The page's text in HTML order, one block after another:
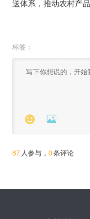
送体系，推动农村产
标签：
 
87 人参与， 0条评论